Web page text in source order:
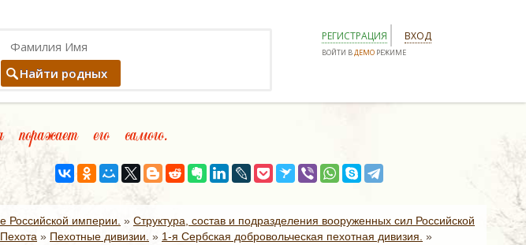
Найти родных
РЕГИСТРАЦИЯ ВХОД
ВОЙТИ ВДЕМО РЕЖИМЕ
поражает его самого.
Российской империи. » Структура, состав и подразделения вооруженных сил Российской
Пехота » Пехотные дивизии. » 1-я Сербская добровольческая пехотная дивизия. »